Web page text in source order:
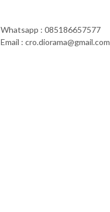
Whatsapp : 085186657577
Email : cro.diorama@gmail.com